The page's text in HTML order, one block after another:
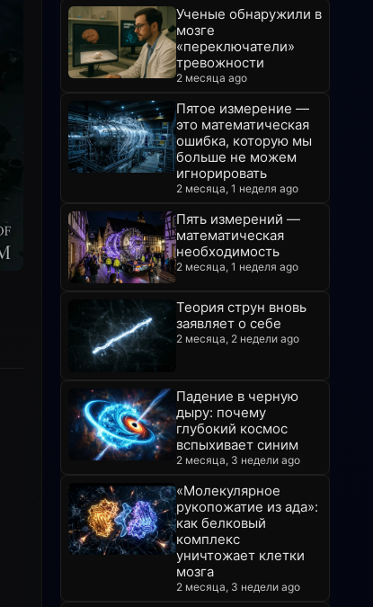
Ученые обнаружили в
мозге
«переключатели»
тревожности
2 месяца ago
Пятое измерение —
это математическая
ошибка, которую мы
больше не можем
игнорировать
2 месяца, 1 неделя ago
Пять измерений —
математическая
необходимость
2 месяца, 1 неделя ago
Теория струн вновь
заявляет о себе
2 месяца, 2 недели ago
Падение в черную
дыру: почему
глубокий космос
вспыхивает синим
2 месяца, 3 недели ago
«Молекулярное
рукопожатие из ада»:
как белковый
комплекс
уничтожает клетки
мозга
2 месяца, 3 недели ago